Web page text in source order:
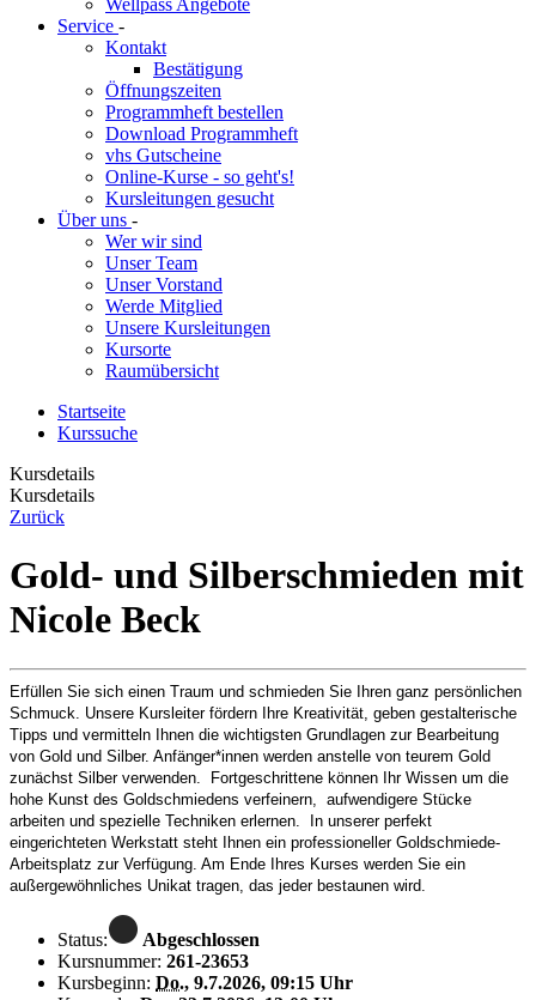
Wellpass Angebote
Service -
Kontakt
Bestätigung
Öffnungszeiten
Programmheft bestellen
Download Programmheft
vhs Gutscheine
Online-Kurse - so geht's!
Kursleitungen gesucht
Über uns -
Wer wir sind
Unser Team
Unser Vorstand
Werde Mitglied
Unsere Kursleitungen
Kursorte
Raumübersicht
Startseite
Kurssuche
Kursdetails
Kursdetails
Zurück
Gold- und Silberschmieden mit
Nicole Beck
Erfüllen Sie sich einen Traum und schmieden Sie Ihren ganz persönlichen
Schmuck. Unsere Kursleiter fördern Ihre Kreativität, geben gestalterische
Tipps und vermitteln Ihnen die wichtigsten Grundlagen zur Bearbeitung
von Gold und Silber. Anfänger*innen werden anstelle von teurem Gold
zunächst Silber verwenden. Fortgeschrittene können Ihr Wissen um die
hohe Kunst des Goldschmiedens verfeinern, aufwendigere Stücke
arbeiten und spezielle Techniken erlernen. In unserer perfekt
eingerichteten Werkstatt steht Ihnen ein professioneller Goldschmiede-
Arbeitsplatz zur Verfügung. Am Ende Ihres Kurses werden Sie ein
außergewöhnliches Unikat tragen, das jeder bestaunen wird.
Status:
Abgeschlossen
Kursnummer: 261-23653
Kursbeginn: Do., 9.7.2026, 09:15 Uhr